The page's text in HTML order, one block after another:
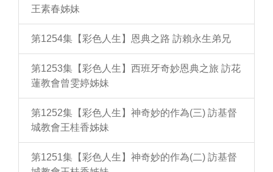
王素春姊妹
第1254集【彩色人生】恩典之路 訪賴永生弟兄
第1253集【彩色人生】西班牙奇妙恩典之旅 訪花
蓮教會曾雯婷姊妹
第1252集【彩色人生】神奇妙的作為(三) 訪基督
城教會王桂香姊妹
第1251集【彩色人生】神奇妙的作為(二) 訪基督